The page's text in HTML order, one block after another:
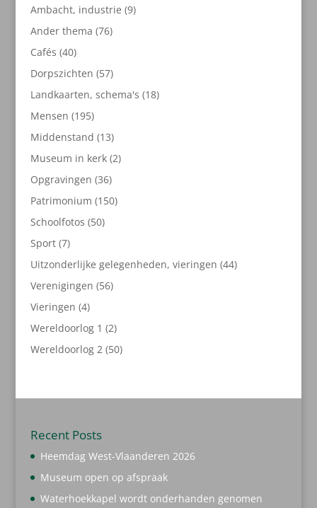
Ambacht, industrie 99
Ander thema 7676
Cafés 4040
producten
Dorpszichten 5757
producten
Landkaarten, schema's 1818
Mensen 195195
producten
Middenstand 1313
producten
Museum in kerk 22
Opgravingen 3636
producten
Patrimonium 150150
Schoolfotos 5050
Sport 77
producten
Uitzonderlijke gelegenheden, vieringen 4444
Verenigingen 5656
Vieringen 44
producten
Wereldoorlog 1 22
producten
Wereldoorlog 2 5050
Recent Posts
Heemdag West-Vlaanderen 2026
Museum open op afspraak
Waterhoekkapel wordt onderhanden genomen